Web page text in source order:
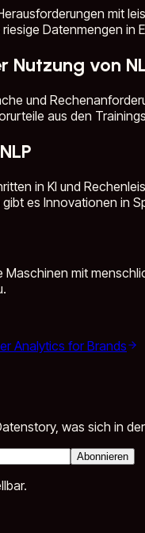
mit
Datenmengen in
Nutzung von
und
aus den
in KI und
es Innovationen in
mit
Analytics for Brands
was sich in
Abonnieren